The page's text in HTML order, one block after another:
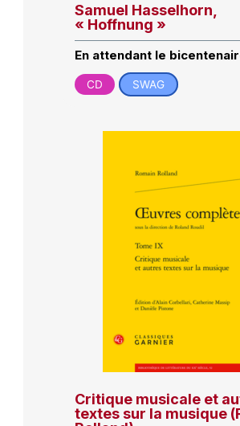
Samuel Hasselhorn,
« Hoffnung »
En attendant le
CD SWAG
Critique musicale et
textes sur la musique